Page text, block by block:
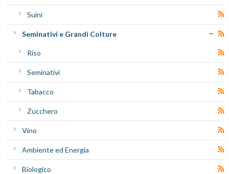
Suini
Seminativi e Grandi Colture
Riso
Seminativi
Tabacco
Zucchero
Vino
Ambiente ed Energia
Biologico